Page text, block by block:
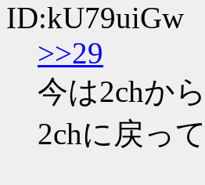
ID:kU79uiGw
>>29
今は2chか
2chに戻っ